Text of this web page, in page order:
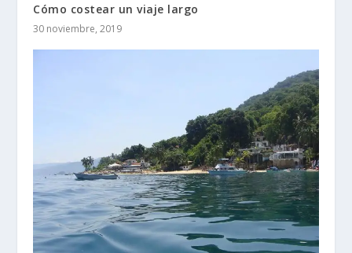
Cómo costear un viaje largo
30 noviembre, 2019